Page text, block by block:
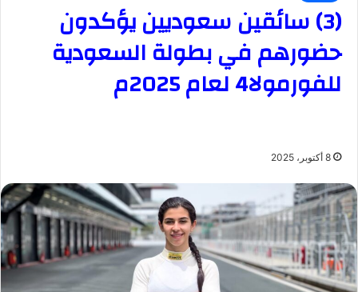
(3) سائقين سعوديين يؤكدون
حضورهم في بطولة السعودية
للفورمولا4 لعام 2025م
8 أكتوبر، 2025